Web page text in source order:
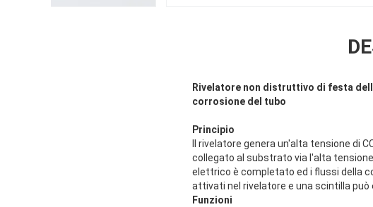
Rivelatore non distruttivo di festa
corrosione del tubo
Principio
Il rivelatore genera un'alta tensione di
collegato al substrato via l'alta
elettrico è completato ed i flussi della
attivati nel rivelatore e una scintilla
Funzioni